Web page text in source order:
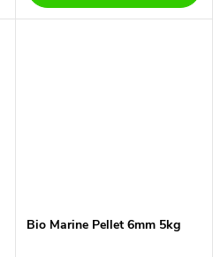
Bio Marine Pellet 6mm 5kg